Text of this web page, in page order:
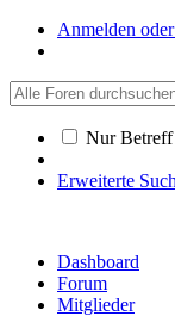
Anmelden
Nur Betreff
Erweiterte
Dashboard
Forum
Mitglieder